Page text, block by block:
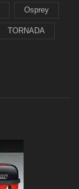
Osprey
TORNADA